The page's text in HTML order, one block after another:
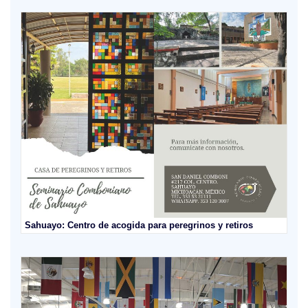
Sahuayo: Centro de acogida para peregrinos y retiros